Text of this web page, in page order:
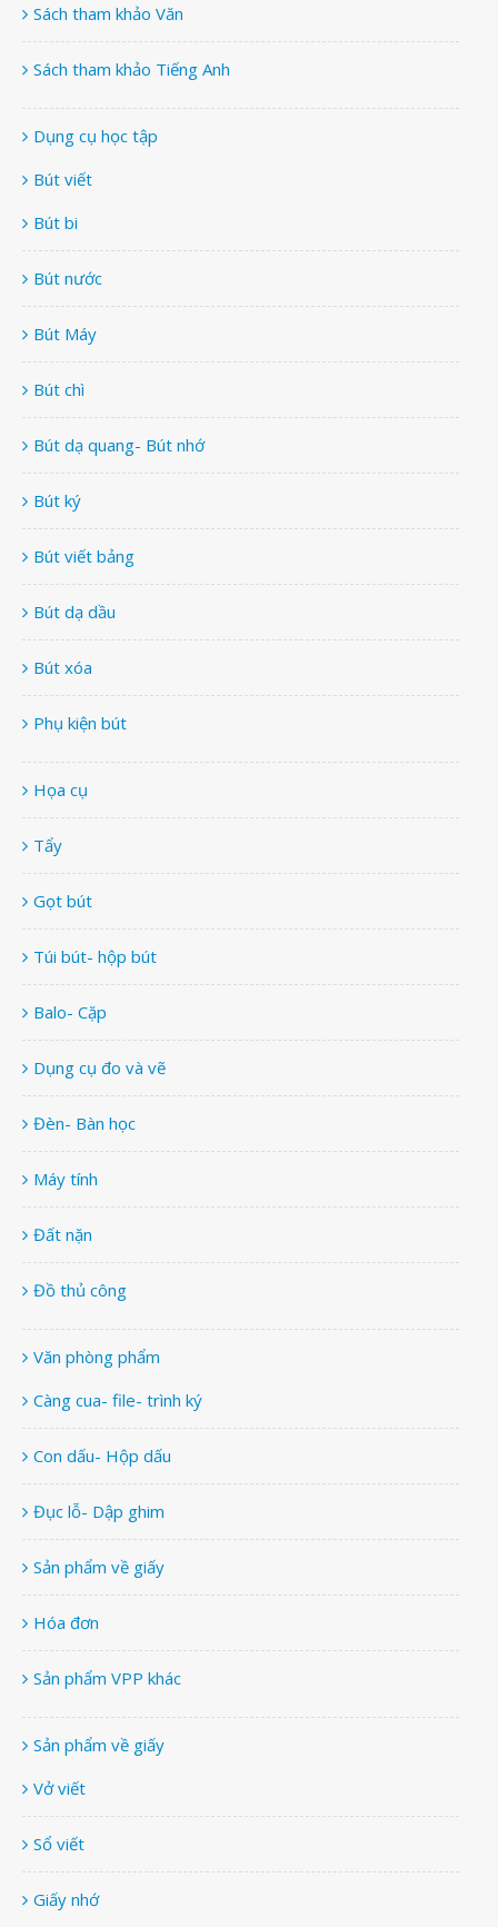
Sách tham khảo Văn
Sách tham khảo Tiếng Anh
Dụng cụ học tập
Bút viết
Bút bi
Bút nước
Bút Máy
Bút chì
Bút dạ quang- Bút nhớ
Bút ký
Bút viết bảng
Bút dạ dầu
Bút xóa
Phụ kiện bút
Họa cụ
Tẩy
Gọt bút
Túi bút- hộp bút
Balo- Cặp
Dụng cụ đo và vẽ
Đèn- Bàn học
Máy tính
Đất nặn
Đồ thủ công
Văn phòng phẩm
Càng cua- file- trình ký
Con dấu- Hộp dấu
Đục lỗ- Dập ghim
Sản phẩm về giấy
Hóa đơn
Sản phẩm VPP khác
Sản phẩm về giấy
Vở viết
Sổ viết
Giấy nhớ